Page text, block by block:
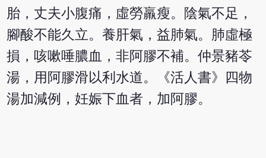
胎，丈夫小腹痛，虛勞羸瘦。陰氣不足，
腳酸不能久立。養肝氣，益肺氣。肺虛極
損，咳嗽唾膿血，非阿膠不補。仲景豬苓
湯，用阿膠滑以利水道。《活人書》四物
湯加減例，妊娠下血者，加阿膠。